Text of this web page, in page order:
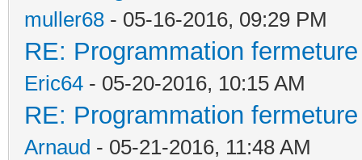
(auto_volets_bas ==
muller68 - 05-16-2016, 09:29 PM
RE: Programmation
Eric64 - 05-20-2016, 10:15 AM
RE: Programmation
Arnaud - 05-21-2016, 11:48 AM